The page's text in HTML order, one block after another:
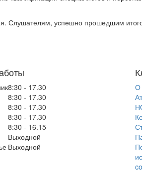
Слушателям, успешно прошедшим
8:30 - 17.30
8:30 - 17.30
8:30 - 17.30
8:30 - 17.30
8:30 - 16.15
Выходной
Выходной
О